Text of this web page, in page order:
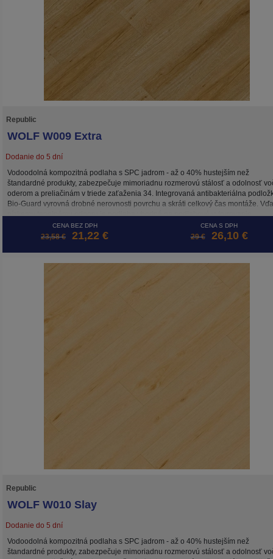
Republic
WOLF W009 Extra
Dodanie do 5 dní
Vodoodolná kompozitná podlaha s SPC jadrom - až o 40% hustejším než
štandardné produkty, zabezpečuje mimoriadnu rozmerovú stálosť a odolnosť
oderom a preliačinám v triede zaťaženia 34. Integrovaná antibakteriálna
Bio-Guard vyrovná drobné nerovnosti povrchu a skráti celkový čas montáže.
nízkemu tepelnému odporu je podlaha vhodná na podlahové vykurovanie.
Povrchová úprava UV Coating zachováva farebnú stálosť podlahy po dlhé roky.
obsahu formaldehydu a ftalátov s certifikátom emisií prchavých látok triedy A+,
CENA BEZ DPH
23,58 € 21,22 €
CENA S DPH
29 € 26,10 €
Republic
WOLF W010 Slay
Dodanie do 5 dní
Vodoodolná kompozitná podlaha s SPC jadrom - až o 40% hustejším než
štandardné produkty, zabezpečuje mimoriadnu rozmerovú stálosť a odolnosť